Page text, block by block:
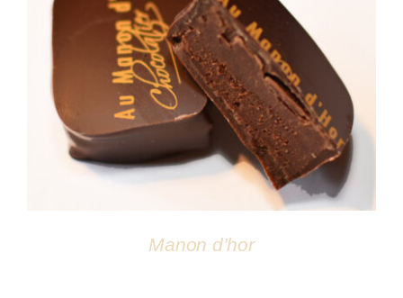
DÉTAILS
Manon d’hor